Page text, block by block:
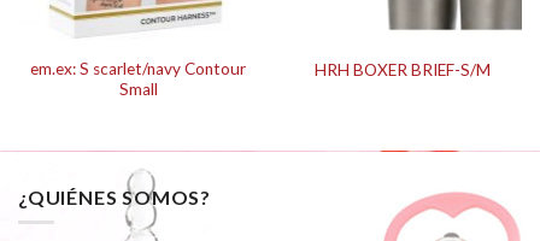
em.ex: S scarlet/navy Contour
Small
HRH BOXER BRIEF-S/M
¿QUIÉNES SOMOS?